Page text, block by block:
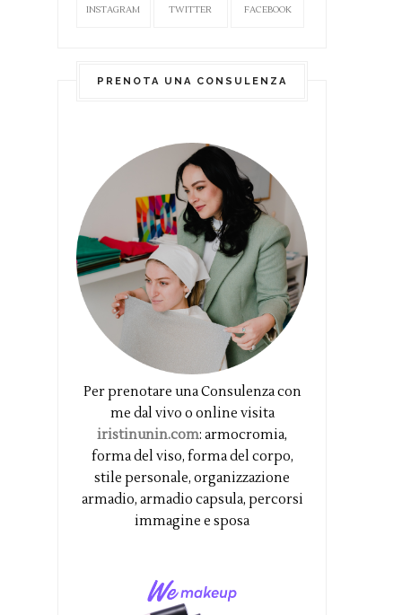
INSTAGRAM TWITTER FACEBOOK
PRENOTA UNA CONSULENZA
Per prenotare una Consulenza con
me dal vivo o online visita
iristinunin.com: armocromia,
forma del viso, forma del corpo,
stile personale, organizzazione
armadio, armadio capsula, percorsi
immagine e sposa